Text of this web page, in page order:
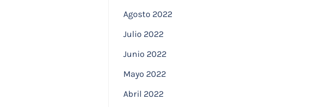
Agosto 2022
Julio 2022
Junio 2022
Mayo 2022
Abril 2022